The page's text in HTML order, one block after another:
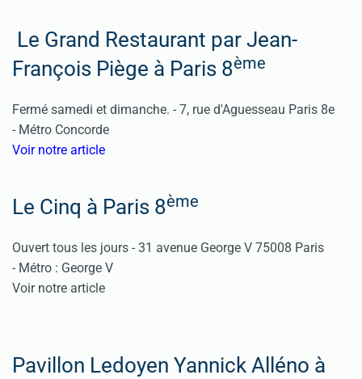
Le Grand Restaurant par Jean-
François Piège à Paris 8ème
Fermé samedi et dimanche. - 7, rue d'Aguesseau Paris 8e
- Métro Concorde
Voir notre article
Le Cinq à Paris 8ème
Ouvert tous les jours - 31 avenue George V 75008 Paris
- Métro : George V
Voir notre article
Pavillon Ledoyen Yannick Alléno à